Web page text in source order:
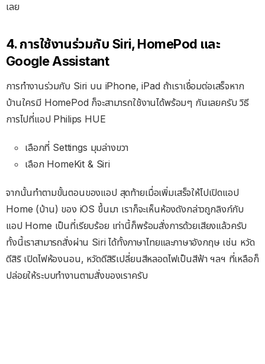
เลย
4. การใช้งานร่วมกับ Siri, HomePod และ
Google Assistant
การทำงานร่วมกับ Siri บน iPhone, iPad ถ้าเราเชื่อมต่อเสร็จหาก
บ้านใครมี HomePod ก็จะสามารถใช้งานได้พร้อมๆ กันเลยครับ วิธี
การไปที่แอป Philips HUE
เลือกที่ ​Settings มุมล่างขวา
เลือก HomeKit & Siri
จากนั้นทำตามขั้นตอนของแอป สุดท้ายเมื่อเพิ่มเสร็จให้ไปเปิดแอป
Home (บ้าน) ของ iOS ขึ้นมา เราก็จะเห็นห้องดังกล่าวถูกลิงก์กับ
แอป Home เป็นที่เรียบร้อย เท่านี้ก็พร้อมสั่งการด้วยเสียงแล้วครับ
ทั้งนี้เราสามารถสั่งผ่าน Siri ได้ทั้งภาษาไทยและภาษาอังกฤษ เช่น หวัด
ดีสิริ เปิดไฟห้องนอน, หวัดดีสิริเปลี่ยนสีหลอดไฟเป็นสีฟ้า ฯลฯ ที่เหลือก็
ปล่อยให้ระบบทำงานตามสั่งของเราครับ